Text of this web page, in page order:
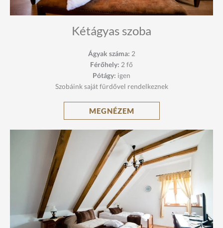
Kétágyas szoba
Ágyak száma: 2
Férőhely: 2 fő
Pótágy: igen
Szobáink saját fürdővel rendelkeznek
MEGNÉZEM